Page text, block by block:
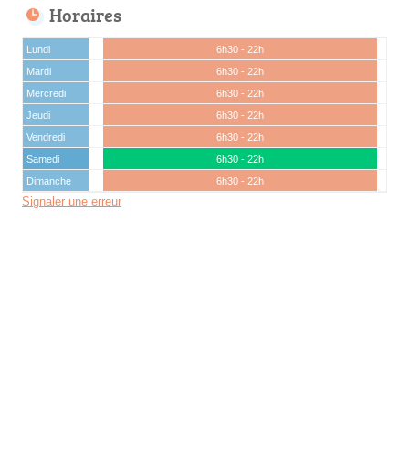
Horaires
Lundi
6h30 - 22h
Mardi
6h30 - 22h
Mercredi
6h30 - 22h
Jeudi
6h30 - 22h
Vendredi
6h30 - 22h
Samedi
6h30 - 22h
Dimanche
6h30 - 22h
Signaler une erreur